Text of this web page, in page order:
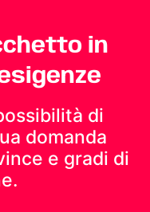
in
di
domanda
e gradi di